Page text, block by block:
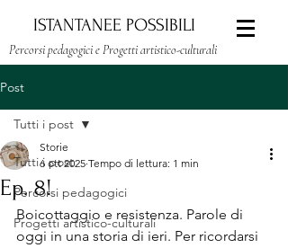
ISTANTANEE POSSIBILI
Percorsi pedagogici e Progetti artistico-culturali
Post
Tutti i post
Percorsi pedagogici
Progetti artistico-culturali
Tutti i post
Ep. 8!
Storie
6 ott 2025 Tempo di lettura: 1 min
Boicottaggio e resistenza. Parole di
oggi in una storia di ieri. Per ricordarsi